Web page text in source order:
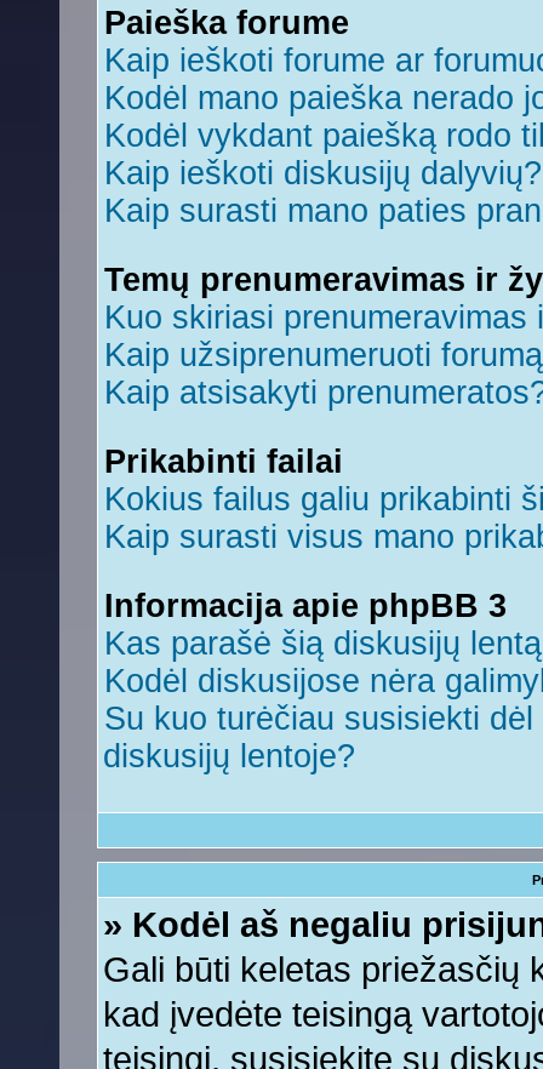
Paieška forume
Kaip ieškoti forume ar
Kodėl mano paieška nerado
Kodėl vykdant paiešką rodo
Kaip ieškoti diskusijų dalyvių?
Kaip surasti mano paties
Temų prenumeravimas ir
Kuo skiriasi prenumeravimas
Kaip užsiprenumeruoti
Kaip atsisakyti
Prikabinti failai
Kokius failus galiu prikabinti
Kaip surasti visus mano
Informacija apie phpBB 3
Kas parašė šią diskusijų
Kodėl diskusijose nėra
Su kuo turėčiau susisiekti
diskusijų lentoje?
» Kodėl aš negaliu
Gali būti keletas priežasčių
kad įvedėte teisingą
teisingi, susisiekite su